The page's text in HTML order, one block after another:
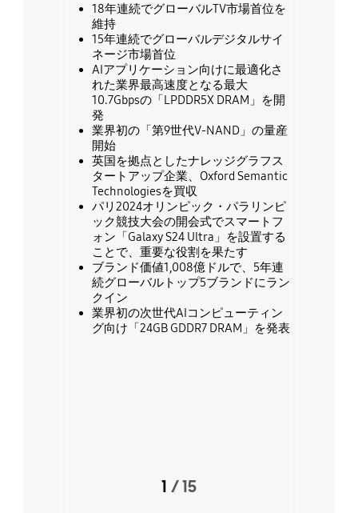
18年連続でグローバルTV市場首位を
維持
15年連続でグローバルデジタルサイ
ネージ市場首位
AIアプリケーション向けに最適化さ
れた業界最高速度となる最大
10.7Gbpsの「LPDDR5X DRAM」を開
発
業界初の「第9世代V-NAND」の量産
開始
英国を拠点としたナレッジグラフス
タートアップ企業、Oxford Semantic
Technologiesを買収
パリ2024オリンピック・パラリンピ
ック競技大会の開会式でスマートフ
ォン「Galaxy S24 Ultra」を設置する
ことで、重要な役割を果たす
ブランド価値1,008億ドルで、5年連
続グローバルトップ5ブランドにラン
クイン
業界初の次世代AIコンピューティン
グ向け「24GB GDDR7 DRAM」を発表
1 /15